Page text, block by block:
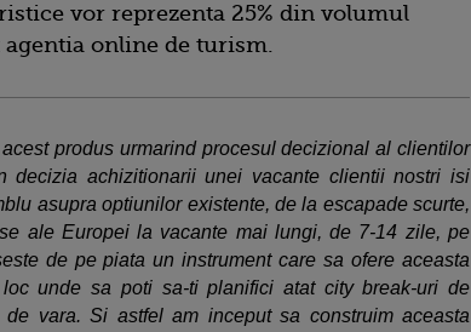
vor reprezenta 25% din volumul
online de turism.
produs urmarind procesul decizional al clientilor
decizia achizitionarii unei vacante clientii nostri isi
asupra optiunilor existente, de la escapade scurte,
ale Europei la vacante mai lungi, de 7-14 zile, pe
de pe piata un instrument care sa ofere aceasta
unde sa poti sa-ti planifici atat city break-uri de
vara. Si astfel am inceput sa construim aceasta